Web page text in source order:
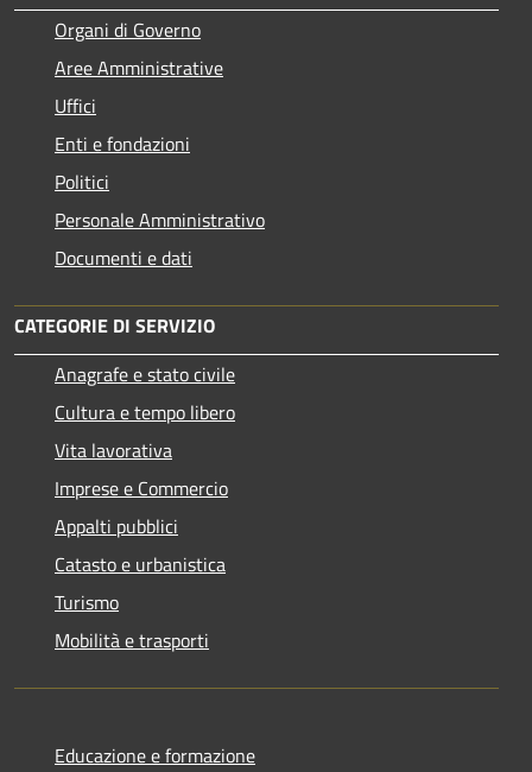
Organi di Governo
Aree Amministrative
Uffici
Enti e fondazioni
Politici
Personale Amministrativo
Documenti e dati
CATEGORIE DI SERVIZIO
Anagrafe e stato civile
Cultura e tempo libero
Vita lavorativa
Imprese e Commercio
Appalti pubblici
Catasto e urbanistica
Turismo
Mobilità e trasporti
Educazione e formazione